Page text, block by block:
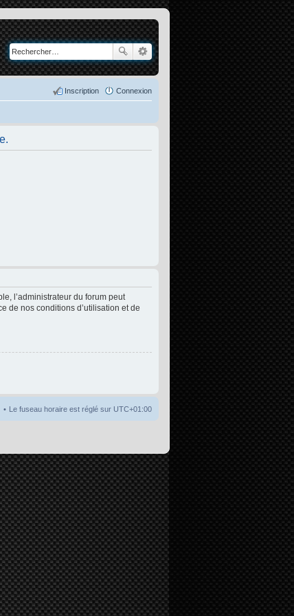
Connexion
Inscription
l’administrateur du forum peut
de nos conditions d’utilisation et de
Le fuseau horaire est réglé sur UTC+01:00